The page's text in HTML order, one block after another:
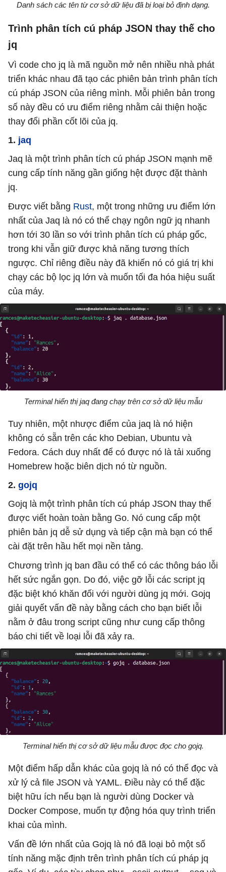
Danh sách các tên từ cơ sở dữ liệu đã bị loại bỏ định dạng.
Trình phân tích cú pháp JSON thay thế cho
jq
Vì code cho jq là mã nguồn mở nên nhiều nhà phát
triển khác nhau đã tạo các phiên bản trình phân tích
cú pháp JSON của riêng mình. Mỗi phiên bản trong
số này đều có ưu điểm riêng nhằm cải thiện hoặc
thay đổi phần cốt lõi của jq.
1. jaq
Jaq là một trình phân tích cú pháp JSON mạnh mẽ
cung cấp tính năng gần giống hệt được đặt thành
jq.
Được viết bằng Rust, một trong những ưu điểm lớn
nhất của Jaq là nó có thể chạy ngôn ngữ jq nhanh
hơn tới 30 lần so với trình phân tích cú pháp gốc,
trong khi vẫn giữ được khả năng tương thích
ngược. Chỉ riêng điều này đã khiến nó có giá trị khi
chạy các bộ lọc jq lớn và muốn tối đa hóa hiệu suất
của máy.
Terminal hiển thị jaq đang chạy trên cơ sở dữ liệu mẫu
Tuy nhiên, một nhược điểm của jaq là nó hiện
không có sẵn trên các kho Debian, Ubuntu và
Fedora. Cách duy nhất để có được nó là tải xuống
Homebrew hoặc biên dịch nó từ nguồn.
2. gojq
Gojq là một trình phân tích cú pháp JSON thay thế
được viết hoàn toàn bằng Go. Nó cung cấp một
phiên bản jq dễ sử dụng và tiếp cận mà bạn có thể
cài đặt trên hầu hết mọi nền tảng.
Chương trình jq ban đầu có thể có các thông báo lỗi
hết sức ngắn gọn. Do đó, việc gỡ lỗi các script jq
đặc biệt khó khăn đối với người dùng jq mới. Gojq
giải quyết vấn đề này bằng cách cho bạn biết lỗi
nằm ở đâu trong script cũng như cung cấp thông
báo chi tiết về loại lỗi đã xảy ra.
Terminal hiển thị cơ sở dữ liệu mẫu được đọc cho gojq.
Một điểm hấp dẫn khác của gojq là nó có thể đọc và
xử lý cả file JSON và YAML. Điều này có thể đặc
biệt hữu ích nếu bạn là người dùng Docker và
Docker Compose, muốn tự động hóa quy trình triển
khai của mình.
Vấn đề lớn nhất của Gojq là nó đã loại bỏ một số
tính năng mặc định trên trình phân tích cú pháp jq